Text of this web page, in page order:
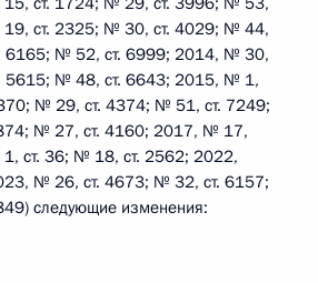
ст. 2325; № 30, ст. 4029; № 44,
6165; № 52, ст. 6999; 2014, № 30,
5615; № 48, ст. 6643; 2015, № 1,
№ 29, ст. 4374; № 51, ст. 7249;
№ 27, ст. 4160; 2017, № 17,
ст. 36; № 18, ст. 2562; 2022,
№ 26, ст. 4673; № 32, ст. 6157;
следующие изменения: